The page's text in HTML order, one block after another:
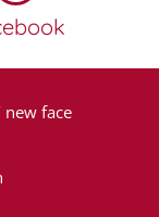
face